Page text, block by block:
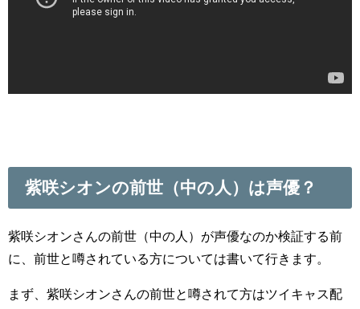
紫咲シオンの前世（中の人）は声優？
紫咲シオンさんの前世（中の人）が声優なのか検証する前
に、前世と噂されている方については書いて行きます。
まず、紫咲シオンさんの前世と噂されて方はツイキャス配